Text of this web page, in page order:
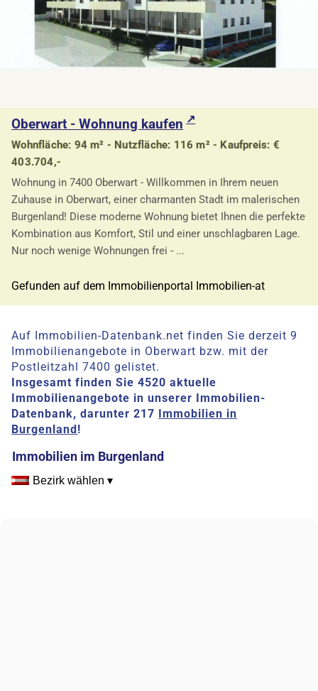
Oberwart - Wohnung kaufen
Wohnfläche: 94 m² - Nutzfläche: 116 m² - Kaufpreis: €
403.704,-
Wohnung in 7400 Oberwart - Willkommen in Ihrem neuen
Zuhause in Oberwart, einer charmanten Stadt im malerischen
Burgenland! Diese moderne Wohnung bietet Ihnen die perfekte
Kombination aus Komfort, Stil und einer unschlagbaren Lage.
Nur noch wenige Wohnungen frei - ...
Gefunden auf dem Immobilienportal Immobilien-at
Auf Immobilien-Datenbank.net finden Sie derzeit 9
Immobilienangebote in Oberwart bzw. mit der
Postleitzahl 7400 gelistet.
Insgesamt finden Sie 4520 aktuelle
Immobilienangebote in unserer Immobilien-
Datenbank, darunter 217 Immobilien in
Burgenland!
Immobilien im Burgenland
Bezirk wählen ▾